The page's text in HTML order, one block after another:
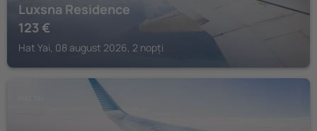
Luxsna Residence
123 €
Hat Yai, 08 august 2026, 2 nopți